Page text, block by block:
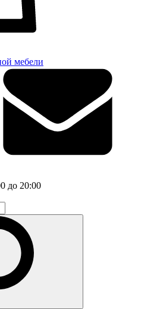
мебели
до 20:00